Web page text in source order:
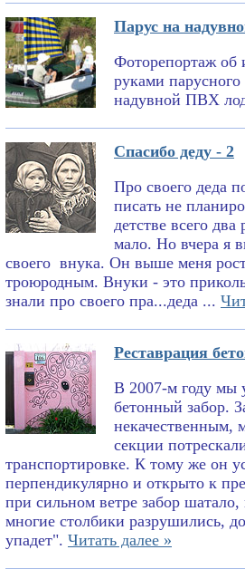
Парус на
Фоторепортаж об
руками
надувной ПВХ
Спасибо деду - 2
Про своего деда
писать не
детстве всего
мало. Но вчера я
своего внука. Он выше меня
троюродным. Внуки - это
знали про своего пра...деда ...
Реставрация
В 2007-м году мы
бетонный забор.
некачественным,
секции
транспортировке. К тому же он
перпендикулярно и открыто к
при сильном ветре забор шатало,
многие столбики разрушились,
упадет". Читать далее »